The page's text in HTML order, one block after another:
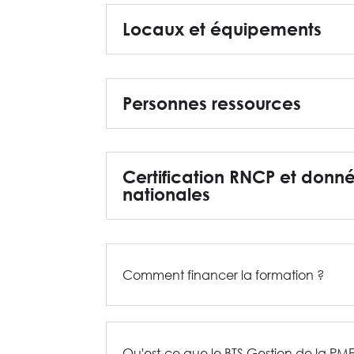
Locaux et équipements
Personnes ressources
Certification RNCP et
nationales
Comment financer la formation ?